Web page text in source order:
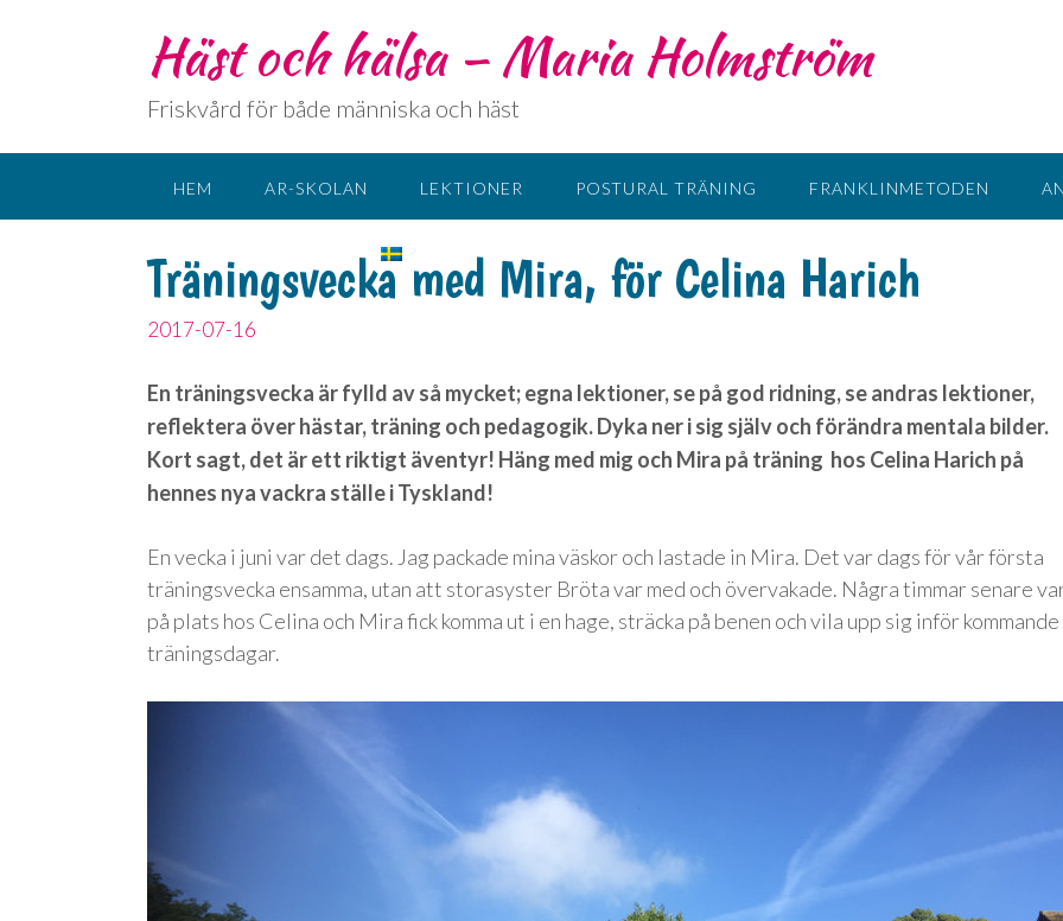
Häst och hälsa – Maria Holmström
Friskvård för både människa och häst
HEM AR-SKOLAN LEKTIONER POSTURAL TRÄNING FRANKLINMETODEN
SPRÅK:
Träningsvecka med Mira, för Celina Harich
2017-07-16
En träningsvecka är fylld av så mycket; egna lektioner, se på god ridning, se andras lektioner,
reflektera över hästar, träning och pedagogik. Dyka ner i sig själv och förändra mentala bilder.
Kort sagt, det är ett riktigt äventyr! Häng med mig och Mira på träning hos Celina Harich på
hennes nya vackra ställe i Tyskland!
En vecka i juni var det dags. Jag packade mina väskor och lastade in Mira. Det var dags för vår första
träningsvecka ensamma, utan att storasyster Bröta var med och övervakade. Några timmar senare
på plats hos Celina och Mira fick komma ut i en hage, sträcka på benen och vila upp sig inför kommande
träningsdagar.